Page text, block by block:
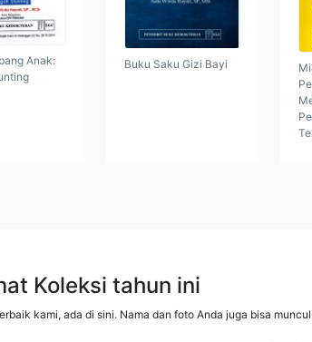
Anak:
Buku Saku Gizi Bayi
Koleksi tahun ini
kami, ada di sini. Nama dan foto Anda juga bisa